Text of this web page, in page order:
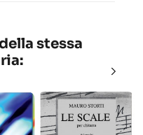
stessa